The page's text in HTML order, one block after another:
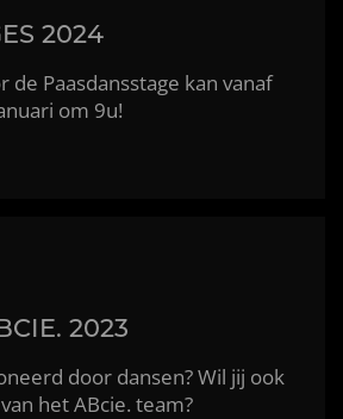
2024
de Paasdansstage kan vanaf
om 9u!
2023
door dansen? Wil jij ook
het ABcie. team?